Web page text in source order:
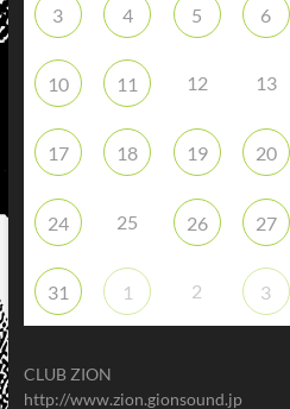
3 4 5 6
10 11 12 13
17 18 19 20
24 25 26 27
31 1 2 3
CLUB ZION
http://www.zion.gionsound.jp